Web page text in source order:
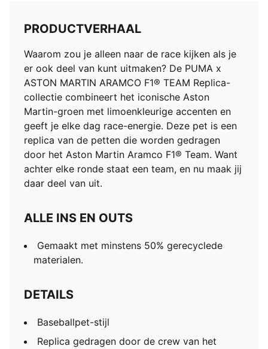
PRODUCTVERHAAL
Waarom zou je alleen naar de race kijken als je
er ook deel van kunt uitmaken? De PUMA x
ASTON MARTIN ARAMCO F1® TEAM Replica-
collectie combineert het iconische Aston
Martin-groen met limoenkleurige accenten en
geeft je elke dag race-energie. Deze pet is een
replica van de petten die worden gedragen
door het Aston Martin Aramco F1® Team. Want
achter elke ronde staat een team, en nu maak jij
daar deel van uit.
ALLE INS EN OUTS
Gemaakt met minstens 50% gerecyclede
materialen.
DETAILS
Baseballpet-stijl
Replica gedragen door de crew van het